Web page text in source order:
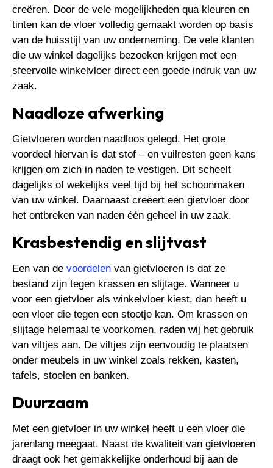
creëren. Door de vele mogelijkheden qua kleuren en
tinten kan de vloer volledig gemaakt worden op basis
van de huisstijl van uw onderneming. De vele klanten
die uw winkel dagelijks bezoeken krijgen met een
sfeervolle winkelvloer direct een goede indruk van uw
zaak.
Naadloze afwerking
Gietvloeren worden naadloos gelegd. Het grote
voordeel hiervan is dat stof – en vuilresten geen kans
krijgen om zich in naden te vestigen. Dit scheelt
dagelijks of wekelijks veel tijd bij het schoonmaken
van uw winkel. Daarnaast creëert een gietvloer door
het ontbreken van naden één geheel in uw zaak.
Krasbestendig en slijtvast
Een van de voordelen van gietvloeren is dat ze
bestand zijn tegen krassen en slijtage. Wanneer u
voor een gietvloer als winkelvloer kiest, dan heeft u
een vloer die tegen een stootje kan. Om krassen en
slijtage helemaal te voorkomen, raden wij het gebruik
van viltjes aan. De viltjes zijn eenvoudig te plaatsen
onder meubels in uw winkel zoals rekken, kasten,
tafels, stoelen en banken.
Duurzaam
Met een gietvloer in uw winkel heeft u een vloer die
jarenlang meegaat. Naast de kwaliteit van gietvloeren
draagt ook het gemakkelijke onderhoud bij aan de